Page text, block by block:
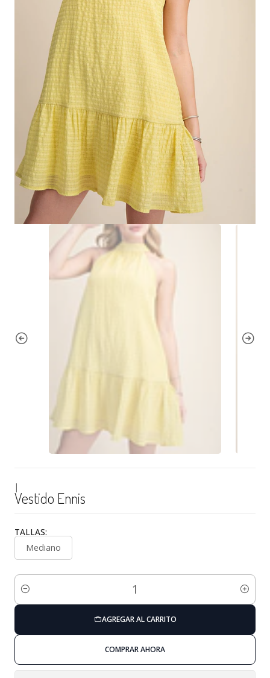
|
Vestido Ennis
TALLAS:
Mediano
Cantidad
AGREGAR AL CARRITO
COMPRAR AHORA